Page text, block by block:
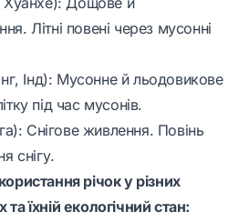
Літні повені через мусонні
Інд): Мусонне й льодовикове
під час мусонів.
Снігове живлення. Повінь
снігу.
річок у різних
їхній екологічний стан: